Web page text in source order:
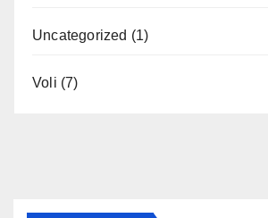
Uncategorized (1)
Voli (7)